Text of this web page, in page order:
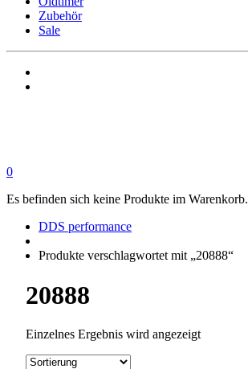
Zubehör
Sale
0
Es befinden sich keine Produkte im Warenkorb.
DDS performance
Produkte verschlagwortet mit „20888“
20888
Einzelnes Ergebnis wird angezeigt